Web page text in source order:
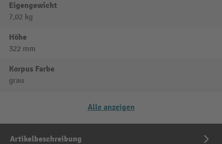
Eigengewicht
7,02 kg
Höhe
322 mm
Korpus Farbe
grau
Alle anzeigen
Artikelbeschreibung